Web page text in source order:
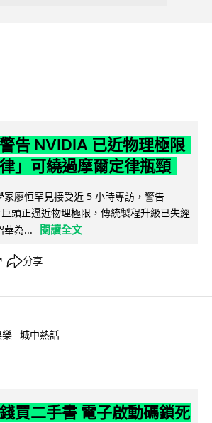
告 NVIDIA 已近物理極限
」可繞過摩爾定律瓶頸
家廖恒罕見接受近 5 小時專訪，警告
頭正逼近物理極限，傳統製程升級已失經
華為...
閱讀全文
分享
樂 城中熱話
買二手書 電子啟動碼鎖死